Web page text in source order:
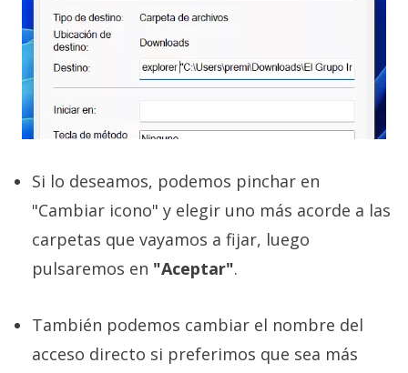
Si lo deseamos, podemos pinchar en
"Cambiar icono" y elegir uno más acorde a las
carpetas que vayamos a fijar, luego
pulsaremos en "Aceptar".
También podemos cambiar el nombre del
acceso directo si preferimos que sea más